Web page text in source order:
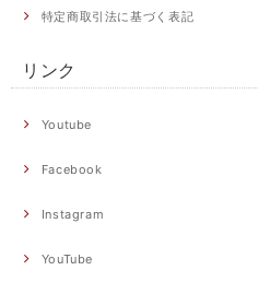
特定商取引法に基づく表記
リンク
Youtube
Facebook
Instagram
YouTube